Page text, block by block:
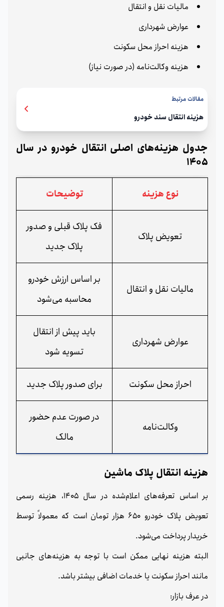
مالیات نقل و انتقال
عوارض شهرداری
هزینه احراز محل سکونت
هزینه وکالت‌نامه (در صورت نیاز)
مقالات مرتبط
هزینه انتقال سند خودرو
جدول هزینه‌های اصلی انتقال خودرو در سال
1405
نوع هزینه توضیحات
تعویض پلاک
فک پلاک قبلی و صدور
پلاک جدید
مالیات نقل و انتقال
بر اساس ارزش خودرو
محاسبه می‌شود
عوارض شهرداری
باید پیش از انتقال
تسویه شود
احراز محل سکونت برای صدور پلاک جدید
وکالت‌نامه
در صورت عدم حضور
مالک
هزینه انتقال پلاک ماشین
بر اساس تعرفه‌های اعلام‌شده در سال 1405، هزینه رسمی
تعویض پلاک خودرو 650 هزار تومان است که معمولاً توسط
خریدار پرداخت می‌شود.
البته هزینه نهایی ممکن است با توجه به هزینه‌های جانبی
مانند احراز سکونت یا خدمات اضافی بیشتر باشد.
در عرف بازار: